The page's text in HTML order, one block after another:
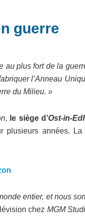
guerre
au plus fort de la
l’Anneau
du Milieu. »
, le siège d’Ost-in-
plusieurs années. La
entier, et nous
chez MGM